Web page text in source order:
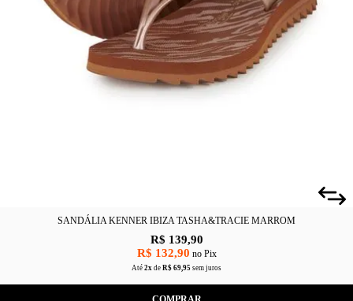
BÁSICAS
PLATAFORMA SLIDES
SANDÁLIA KENNER IBIZA TASHA&TRACIE MARROM
R$ 139,90
R$ 132,90 no Pix
Até 2x de R$ 69,95 sem juros